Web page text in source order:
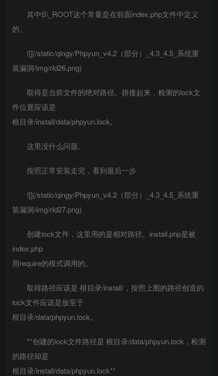
其中S\_ROOT这个常量是在前面index.php文件中定义
的。
![](/static/qingy/Phpyun_v4.2（部分）_4.3_4.5_系统重
装漏洞/img/rId26.png)
取得是当前文件的绝对路径。拼接起来，检测的lock文
件位置应该是
根目录/install/data/phpyun.lock。
这里没什么问题。
按照正常安装走完，看到最后一步
![](/static/qingy/Phpyun_v4.2（部分）_4.3_4.5_系统重
装漏洞/img/rId27.png)
创建lock文件，这里用的是相对路径。install.php是被
index.php
用require的模式调用的。
取得路径应该是 根目录/install/，按照上图的路径创造的
lock文件应该是放至于
根目录/data/phpyun.lock。
**创建的lock文件路径是 根目录/data/phpyun.lock，检测
的路径却是
根目录/install/data/phpyun.lock**